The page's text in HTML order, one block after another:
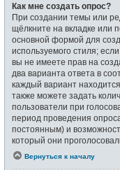
Как мне создать опрос?
При создании темы или
щёлкните на вкладке или
основной формой для
используемого стиля;
вы не имеете прав на
два варианта ответа в
каждый вариант
также можете задать
пользователи при
период проведения
постоянным) и
который они
Вернуться к началу